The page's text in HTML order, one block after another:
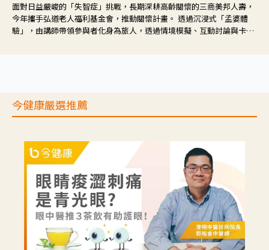
面對日益嚴峻的「失智症」挑戰，長期深耕高齡關懷的三商美邦人壽，
今年攜手弘道老人福利基金會，推動關懷計畫。 透過沉浸式「孟婆體
驗」，由講師帶領參與者化身為旅人，透過情境模擬、互動討論與卡牌
今健康嚴選推薦